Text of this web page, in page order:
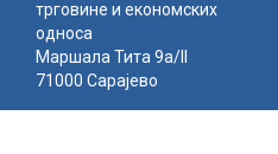
трговине и економских
односа
Маршала Тита 9а/II
71000 Сарајево